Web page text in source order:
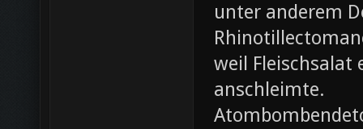
unter anderem
weil Fleischsalat
anschleimte.